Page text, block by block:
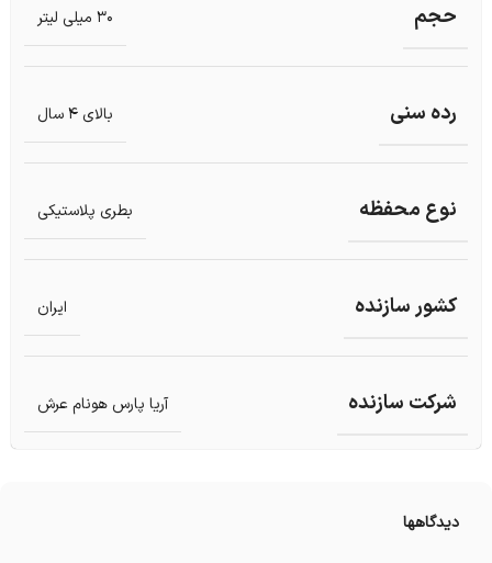
حجم 30 میلی لیتر
رده سنی بالای 4 سال
نوع محفظه بطری پلاستیکی
کشور سازنده ایران
شرکت سازنده آریا پارس هونام عرش
دیدگاهها